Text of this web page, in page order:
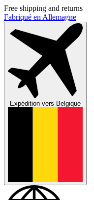
Free shipping and returns
Fabriqué en Allemagne
Expédition vers Belgique